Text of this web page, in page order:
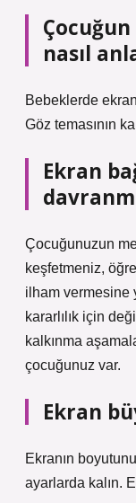
Çocuğun
nasıl
Bebeklerde ekran
Göz temasının
Ekran
Çocuğunuzun
keşfetmeniz,
ilham vermesine
kararlılık için
kalkınma
çocuğunuz var.
Ekran
Ekranın
ayarlarda kalın.